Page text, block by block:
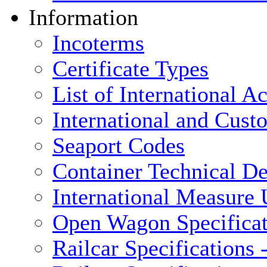
Information
Incoterms
Certificate Types
List of International
International and
Seaport Codes
Container Technical
International Measure
Open Wagon
Railcar Specifications